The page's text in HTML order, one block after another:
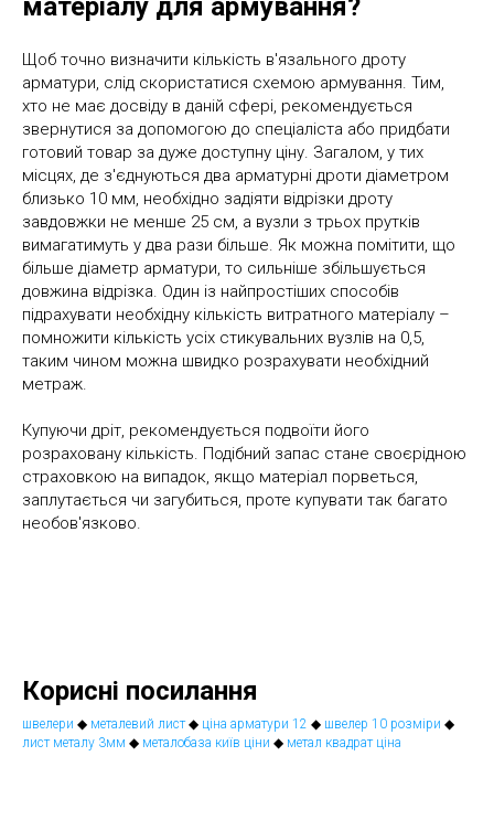
матеріалу для армування?
Щоб точно визначити кількість в'язального дроту
арматури, слід скористатися схемою армування. Тим,
хто не має досвіду в даній сфері, рекомендується
звернутися за допомогою до спеціаліста або придбати
готовий товар за дуже доступну ціну. Загалом, у тих
місцях, де з'єднуються два арматурні дроти діаметром
близько 10 мм, необхідно задіяти відрізки дроту
завдовжки не менше 25 см, а вузли з трьох прутків
вимагатимуть у два рази більше. Як можна помітити, що
більше діаметр арматури, то сильніше збільшується
довжина відрізка. Один із найпростіших способів
підрахувати необхідну кількість витратного матеріалу –
помножити кількість усіх стикувальних вузлів на 0,5,
таким чином можна швидко розрахувати необхідний
метраж.
Купуючи дріт, рекомендується подвоїти його
розраховану кількість. Подібний запас стане своєрідною
страховкою на випадок, якщо матеріал порветься,
заплутається чи загубиться, проте купувати так багато
необов'язково.
Корисні посилання
швелери ◆ металевий лист◆ ціна арматури 12 ◆ швелер 10 розміри ◆
лист металу 3мм ◆ металобаза київ ціни ◆ метал квадрат ціна